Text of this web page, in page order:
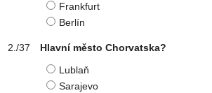
Frankfurt
Berlín
Hlavní město Chorvatska?
Lublaň
Sarajevo